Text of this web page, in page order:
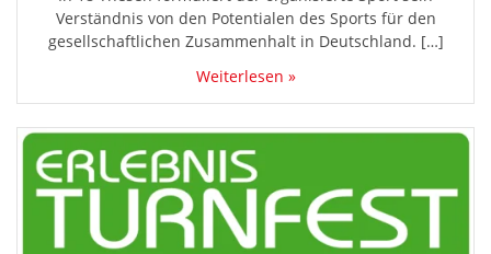
Verständnis von den Potentialen des Sports für den
gesellschaftlichen Zusammenhalt in Deutschland. […]
Weiterlesen »